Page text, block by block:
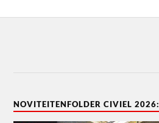
NOVITEITENFOLDER CIVIEL 2026: